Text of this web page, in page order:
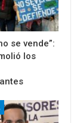
se vende”:
los